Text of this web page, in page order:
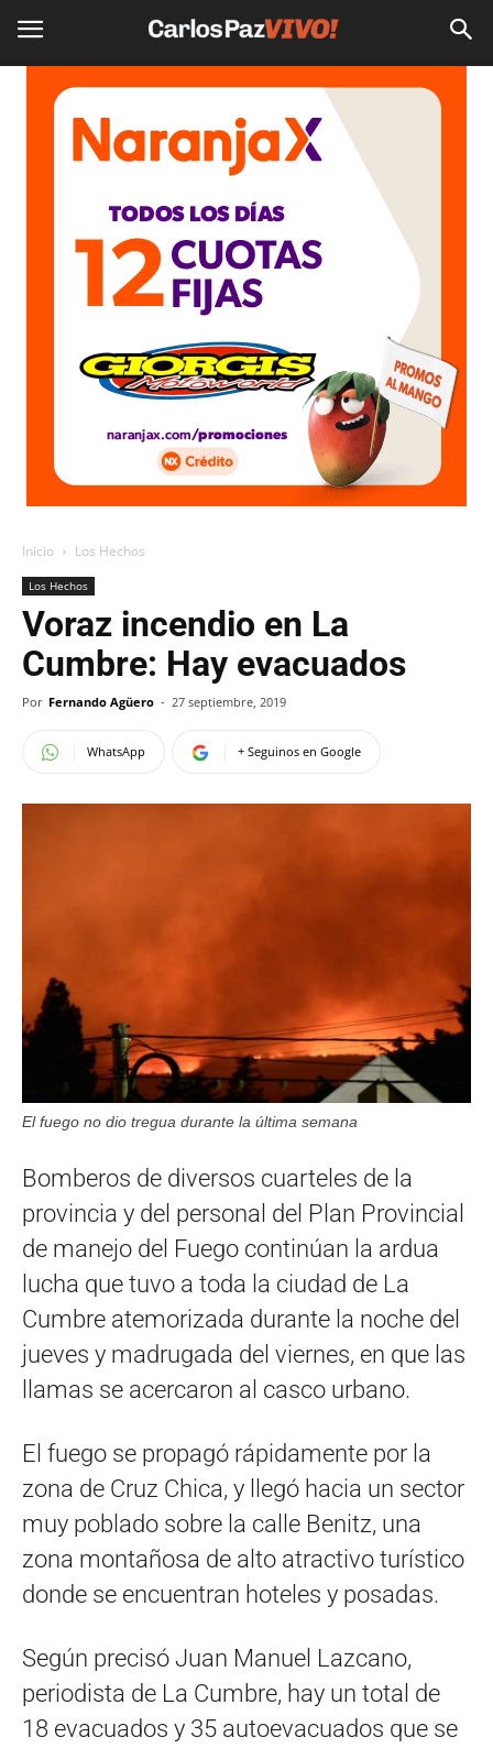
Inicio Los Hechos
Los Hechos
Voraz incendio en La
Cumbre: Hay evacuados
Por Fernando Agüero - 27 septiembre, 2019
WhatsApp + Seguinos en Google
El fuego no dio tregua durante la última semana
Bomberos de diversos cuarteles de la
provincia y del personal del Plan Provincial
de manejo del Fuego continúan la ardua
lucha que tuvo a toda la ciudad de La
Cumbre atemorizada durante la noche del
jueves y madrugada del viernes, en que las
llamas se acercaron al casco urbano.
El fuego se propagó rápidamente por la
zona de Cruz Chica, y llegó hacia un sector
muy poblado sobre la calle Benitz, una
zona montañosa de alto atractivo turístico
donde se encuentran hoteles y posadas.
Según precisó Juan Manuel Lazcano,
periodista de La Cumbre, hay un total de
18 evacuados y 35 autoevacuados que se